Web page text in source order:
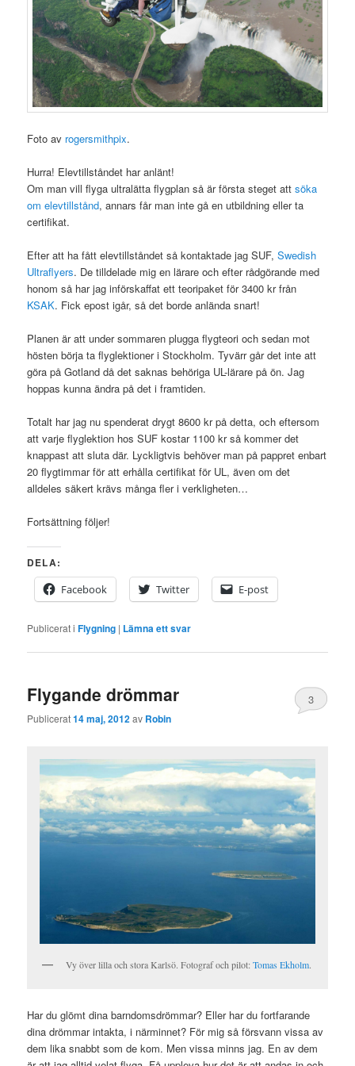
Foto av rogersmithpix.
Hurra! Elevtillståndet har anlänt!
Om man vill flyga ultralätta flygplan så är första steget attsöka
om elevtillstånd, annars får man inte gå en utbildning eller ta
certifikat.
Efter att ha fått elevtillståndet så kontaktade jag SUF,Swedish
Ultraflyers. De tilldelade mig en lärare och efter rådgörande med
honom så har jag införskaffat ett teoripaket för 3400 kr från
KSAK. Fick epost igår, så det borde anlända snart!
Planen är att under sommaren plugga flygteori och sedan mot
hösten börja ta flyglektioner i Stockholm. Tyvärr går det inte att
göra på Gotland då det saknas behöriga UL-lärare på ön. Jag
hoppas kunna ändra på det i framtiden.
Totalt har jag nu spenderat drygt 8600 kr på detta, och eftersom
att varje flyglektion hos SUF kostar 1100 kr så kommer det
knappast att sluta där. Lyckligtvis behöver man på pappret enbart
20 flygtimmar för att erhålla certifikat för UL, även om det
alldeles säkert krävs många fler i verkligheten…
Fortsättning följer!
DELA:
Facebook
Twitter E-post
Publicerat i Flygning | Lämna ett svar
Flygande drömmar
Publicerat14 maj, 2012av Robin
3
Vy över lilla och stora Karlsö. Fotograf och pilot:Tomas Ekholm.
Har du glömt dina barndomsdrömmar? Eller har du fortfarande
dina drömmar intakta, i närminnet? För mig så försvann vissa av
dem lika snabbt som de kom. Men vissa minns jag. En av dem